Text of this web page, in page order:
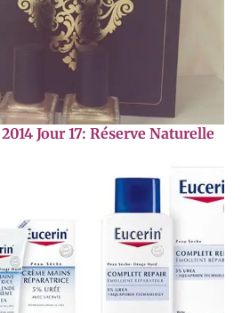
Jour 17: Réserve Naturelle